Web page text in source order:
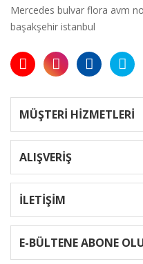
Mercedes bulvar flora avm
başakşehir istanbul
MÜŞTERİ HİZMETLERİ
ALIŞVERİŞ
İLETİŞİM
E-BÜLTENE ABONE